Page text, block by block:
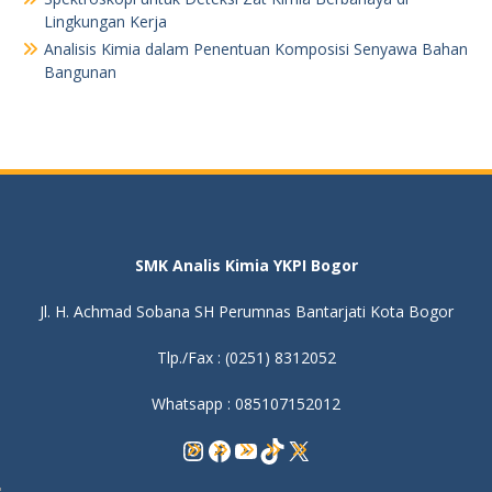
Lingkungan Kerja
Analisis Kimia dalam Penentuan Komposisi Senyawa Bahan
Bangunan
SMK Analis Kimia YKPI Bogor
Jl. H. Achmad Sobana SH Perumnas Bantarjati Kota Bogor
Tlp./Fax : (0251) 8312052
Whatsapp : 085107152012
Instagram
Facebook
YouTube
TikTok
X